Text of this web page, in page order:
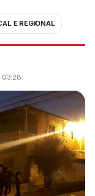
E REGIONAL
03:28